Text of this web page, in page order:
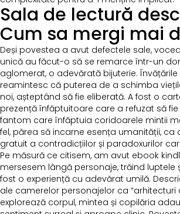
Sala de lectură
Cum sa mergi mai
Deși povestea a avut defectele sale,
unică au făcut-o să se remarce într-un
aglomerat, o adevărată bijuterie. Învățările
reamintesc că puterea de a schimba
noi, așteptând să fie eliberată. A fost o
prezență înfăptuitoare care a refuzat să
fantom care înfăptuia coridoarele mintii
fel, părea să incarne esența umanității, ca
gratuit a contradicțiilor și paradoxurilor
Pe măsură ce citisem, am avut ebook
mersesem lângă personaje, trăind luptele
fost o experiență cu adevărat umilă.
ale camerelor personajelor ca “arhitecturi
explorează corpul, mintea și copilăria